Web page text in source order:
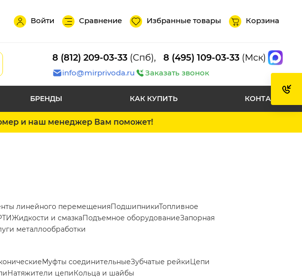
Войти Сравнение Избранные товары Корзина
8 (812) 209-03-33 (Спб), 8 (495) 109-03-33 (Мск)
info@mirprivoda.ru Заказать звонок
БРЕНДЫ КАК КУПИТЬ КОНТАКТЫ
и наш менеджер Вам поможет!
линейного перемещенияПодшипникиТопливное
Жидкости и смазкаПодъемное оборудованиеЗапорная
металлообработки
Муфты соединительныеЗубчатые рейкиЦепи
Натяжители цепиКольца и шайбы